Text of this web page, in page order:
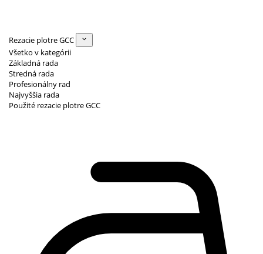
Rezacie plotre GCC
Všetko v kategórii
Základná rada
Stredná rada
Profesionálny rad
Najvyššia rada
Použité rezacie plotre GCC